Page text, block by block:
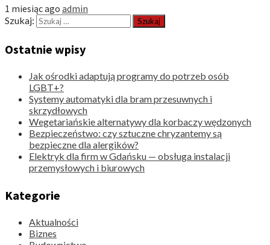
1 miesiąc ago admin
Szukaj:
Ostatnie wpisy
Jak ośrodki adaptują programy do potrzeb osób
LGBT+?
Systemy automatyki dla bram przesuwnych i
skrzydłowych
Wegetariańskie alternatywy dla korbaczy wędzonych
Bezpieczeństwo: czy sztuczne chryzantemy są
bezpieczne dla alergików?
Elektryk dla firm w Gdańsku — obsługa instalacji
przemysłowych i biurowych
Kategorie
Aktualności
Biznes